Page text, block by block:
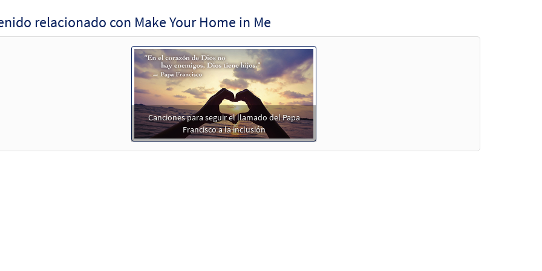
relacionado con Make Your Home in Me
Canciones para seguir el llamado del Papa
Francisco a la inclusión